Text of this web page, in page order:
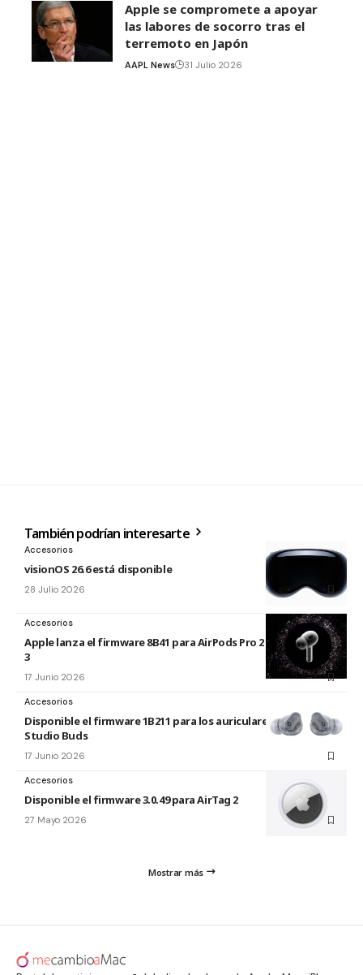
Apple se compromete a apoyar
las labores de socorro tras el
terremoto en Japón
AAPL News 31 Julio 2026
También podrían interesarte
Accesorios
visionOS 26.6 está disponible
28 Julio 2026
Accesorios
Apple lanza el firmware 8B41 para AirPods Pro 2 y AirPods Pro
3
17 Junio 2026
Accesorios
Disponible el firmware 1B211 para los auriculares Beats
Studio Buds
17 Junio 2026
Accesorios
Disponible el firmware 3.0.49 para AirTag 2
27 Mayo 2026
Mostrar más